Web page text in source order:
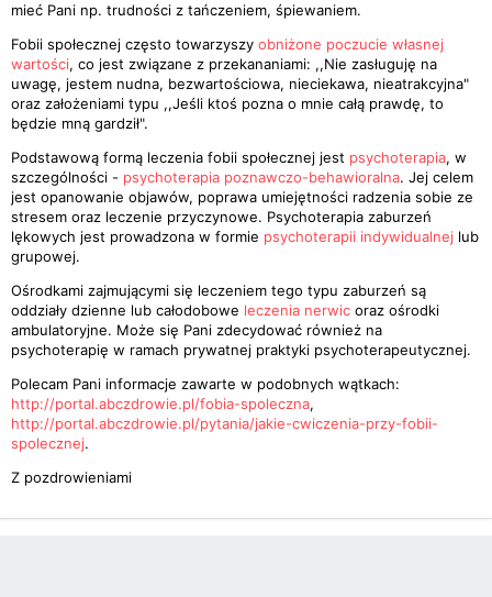
mieć Pani np. trudności z tańczeniem, śpiewaniem.
Fobii społecznej często towarzyszy obniżone poczucie własnej
wartości, co jest związane z przekananiami: ,,Nie zasługuję na
uwagę, jestem nudna, bezwartościowa, nieciekawa, nieatrakcyjna"
oraz założeniami typu ,,Jeśli ktoś pozna o mnie całą prawdę, to
będzie mną gardził".
Podstawową formą leczenia fobii społecznej jest psychoterapia, w
szczególności - psychoterapia poznawczo-behawioralna. Jej celem
jest opanowanie objawów, poprawa umiejętności radzenia sobie ze
stresem oraz leczenie przyczynowe. Psychoterapia zaburzeń
lękowych jest prowadzona w formie psychoterapii indywidualnej lub
grupowej.
Ośrodkami zajmującymi się leczeniem tego typu zaburzeń są
oddziały dzienne lub całodobowe leczenia nerwic oraz ośrodki
ambulatoryjne. Może się Pani zdecydować również na
psychoterapię w ramach prywatnej praktyki psychoterapeutycznej.
Polecam Pani informacje zawarte w podobnych wątkach:
http://portal.abczdrowie.pl/fobia-spoleczna,
http://portal.abczdrowie.pl/pytania/jakie-cwiczenia-przy-fobii-
spolecznej.
Z pozdrowieniami